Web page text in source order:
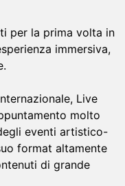
‌per‌ ‌la‌ ‌prima‌ ‌volta‌ ‌in‌
‌immersiva,‌
‌‌Live‌
‌molto‌
‌eventi‌ ‌artistico-
format‌ ‌altamente‌
‌di‌ ‌grande‌